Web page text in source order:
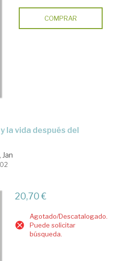
COMPRAR
20,70 €
Agotado/Descatalogado.
Puede solicitar
búsqueda.